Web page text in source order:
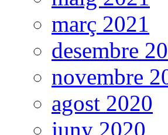
març 2021
desembre
novembre
agost 2020
juny 2020